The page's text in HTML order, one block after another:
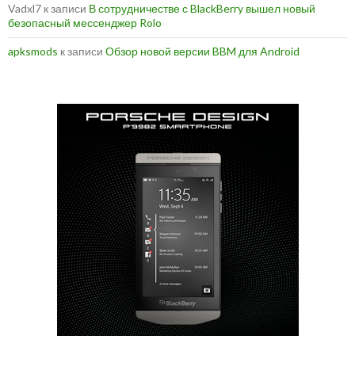
Vadxl7 к записи В сотрудничестве с BlackBerry вышел новый
безопасный мессенджер Rolo
apksmods к записи Обзор новой версии BBM для Android